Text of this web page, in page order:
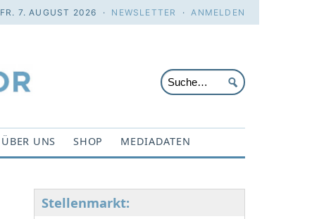
FR. 7. AUGUST 2026 · NEWSLETTER ·ANMELDEN
ÜBER UNS SHOP MEDIADATEN
Stellenmarkt: